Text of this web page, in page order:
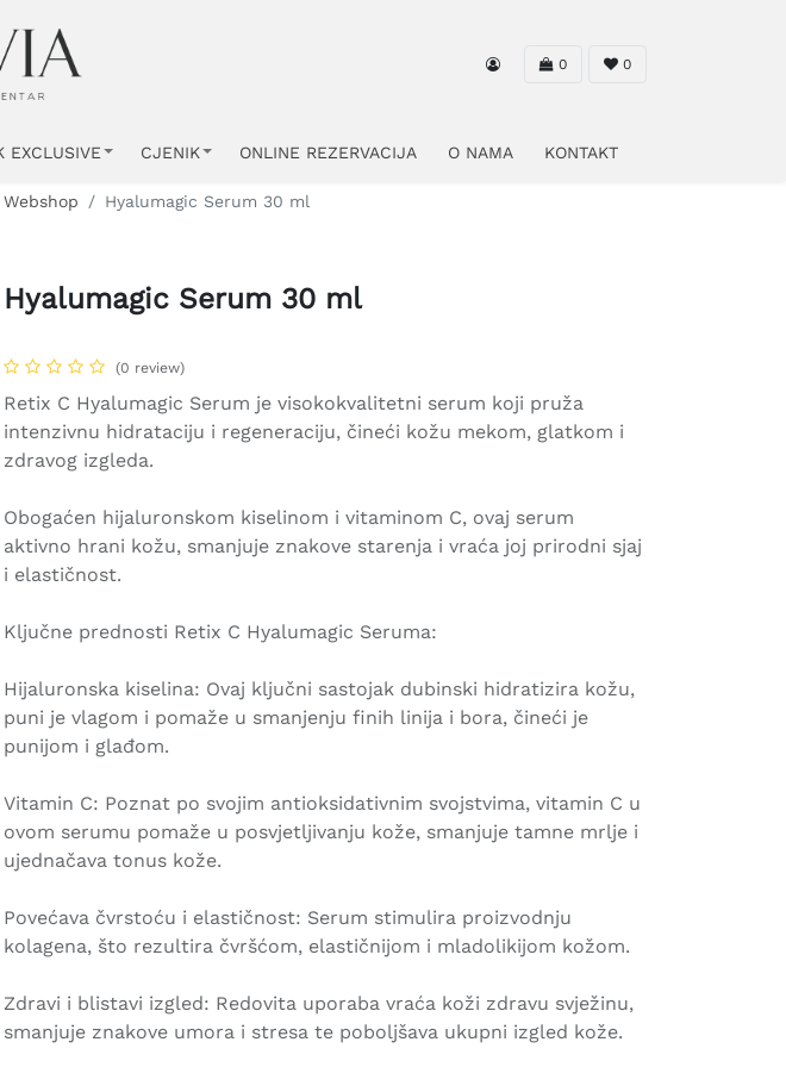
0 0
EXCLUSIVE CJENIK ONLINE REZERVACIJA O NAMA KONTAKT
Webshop Hyalumagic Serum 30 ml
Hyalumagic Serum 30 ml
(0 review)
Retix C Hyalumagic Serum je visokokvalitetni serum koji pruža
intenzivnu hidrataciju i regeneraciju, čineći kožu mekom, glatkom i
zdravog izgleda.
Obogaćen hijaluronskom kiselinom i vitaminom C, ovaj serum
aktivno hrani kožu, smanjuje znakove starenja i vraća joj prirodni sjaj
i elastičnost.
Ključne prednosti Retix C Hyalumagic Seruma:
Hijaluronska kiselina: Ovaj ključni sastojak dubinski hidratizira kožu,
puni je vlagom i pomaže u smanjenju finih linija i bora, čineći je
punijom i glađom.
Vitamin C: Poznat po svojim antioksidativnim svojstvima, vitamin C u
ovom serumu pomaže u posvjetljivanju kože, smanjuje tamne mrlje i
ujednačava tonus kože.
Povećava čvrstoću i elastičnost: Serum stimulira proizvodnju
kolagena, što rezultira čvršćom, elastičnijom i mladolikijom kožom.
Zdravi i blistavi izgled: Redovita uporaba vraća koži zdravu svježinu,
smanjuje znakove umora i stresa te poboljšava ukupni izgled kože.